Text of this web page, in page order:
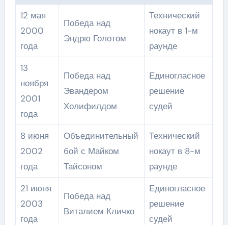
12 мая
2000
года
Победа над
Эндрю Голотом
Технический
нокаут в 1-м
раунде
13
ноября
2001
года
Победа над
Эвандером
Холифилдом
Единогласное
решение
судей
8 июня
2002
года
Объединительный
бой с Майком
Тайсоном
Технический
нокаут в 8-м
раунде
21 июня
2003
года
Победа над
Виталием Кличко
Единогласное
решение
судей